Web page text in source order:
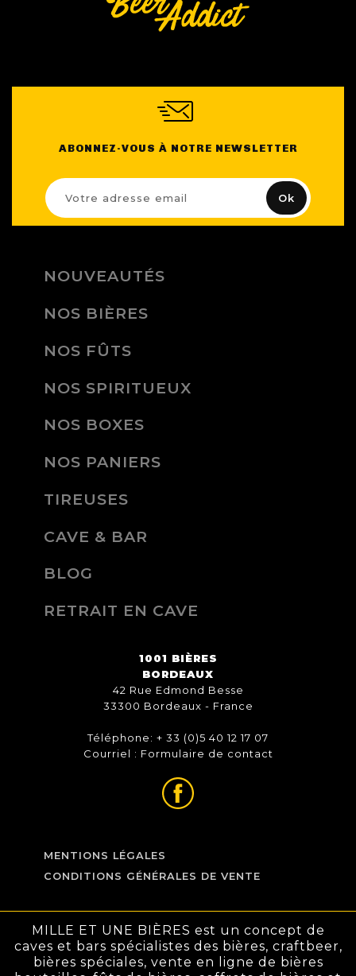
ABONNEZ-VOUS À NOTRE NEWSLETTER
NOUVEAUTÉS
NOS BIÈRES
NOS FÛTS
NOS SPIRITUEUX
NOS BOXES
NOS PANIERS
TIREUSES
CAVE & BAR
BLOG
RETRAIT EN CAVE
1001 BIÈRES
BORDEAUX
42 Rue Edmond Besse
33300 Bordeaux - France
Téléphone: + 33 (0)5 40 12 17 07
Courriel : Formulaire de contact
MENTIONS LÉGALES
CONDITIONS GÉNÉRALES DE VENTE
MILLE ET UNE BIÈRES est un concept de
caves et bars spécialistes des bières, craftbeer,
bières spéciales, vente en ligne de bières